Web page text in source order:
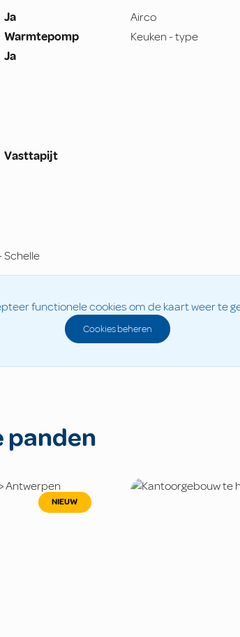
Ja Airco
Warmtepomp Keuken - type
Ja
Vasttapijt
Schelle
functionele cookies om de kaart weer te
Cookies beheren
panden
NIEUW